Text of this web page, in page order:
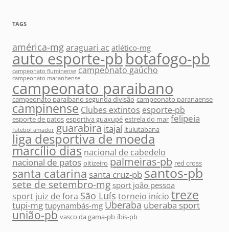
TAGS
américa-mgaraguari ac atlético-mg
auto esporte-pbbotafogo-pb
campeonato fluminense campeonato gaúcho
campeonato maranhense
campeonato paraibano
campeonato paraibano segunda divisão campeonato paranaense
campinense Clubes extintos esporte-pb
esporte de patos esportiva guaxupé estrela do mar felipeia
futebol amador guarabira itajaí ituiutabana
liga desportiva de moeda
marcílio dias nacional de cabedelo
nacional de patos oitizeiro palmeiras-pb red cross
santa catarina santa cruz-pbsantos-pb
sete de setembro-mg sport joão pessoa
sport juiz de fora São Luís torneio início treze
tupi-mg tupynambás-mg Uberaba uberaba sport
união-pb vasco da gama-pb íbis-pb